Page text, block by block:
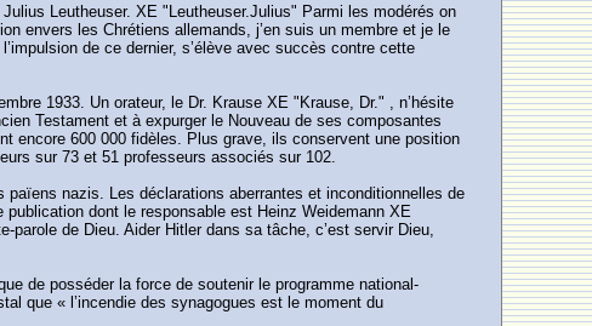
Leutheuser. XE "Leutheuser.Julius" Parmi les modérés on
envers les Chrétiens allemands, j’en suis un membre et je le
de ce dernier, s’élève avec succès contre cette
1933. Un orateur, le Dr. Krause XE "Krause, Dr." , n’hésite
Testament et à expurger le Nouveau de ses composantes
encore 600 000 fidèles. Plus grave, ils conservent une position
sur 73 et 51 professeurs associés sur 102.
païens nazis. Les déclarations aberrantes et inconditionnelles de
dont le responsable est Heinz Weidemann XE
de Dieu. Aider Hitler dans sa tâche, c’est servir Dieu,
de posséder la force de soutenir le programme national-
que « l’incendie des synagogues est le moment du